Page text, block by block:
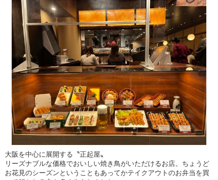
大阪を中心に展開する〝正起屋〟
リーズナブルな価格でおいしい焼き鳥がいただけるお店。ちょうど
お花見のシーズンということもあってかテイクアウトのお弁当を買